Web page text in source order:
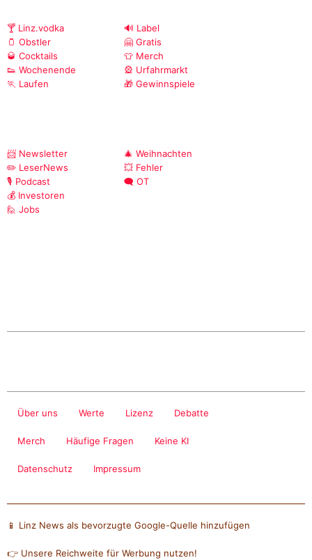
🍸 Linz.vodka
🫙 Obstler
🥃 Cocktails
👟 Wochenende
🏃 Laufen
🔊 Label
🤗 Gratis
👕 Merch
🎡 Urfahrmarkt
🎁 Gewinnspiele
📨 Newsletter
✏️ LeserNews
🎙️ Podcast
💰 Investoren
🙋 Jobs
🎄 Weihnachten
💥 Fehler
🗨️ OT
Über uns Werte Lizenz Debatte
Merch Häufige Fragen Keine KI
Datenschutz Impressum
📱 Linz News als bevorzugte Google-Quelle hinzufügen
👉 Unsere Reichweite für Werbung nutzen!